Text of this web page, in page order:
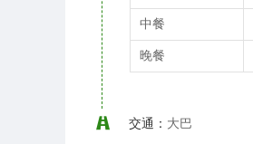
中餐
晚餐
交通： 大巴